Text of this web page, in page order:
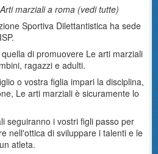
marziali a roma (vedi tutte)
Sportiva Dilettantistica ha sede
di promuovere Le arti marziali
ragazzi e adulti.
o vostra figlia impari la disciplina,
Le arti marziali è sicuramente lo
seguiranno i vostri figli passo per
nell'ottica di sviluppare i talenti e le
atleta.